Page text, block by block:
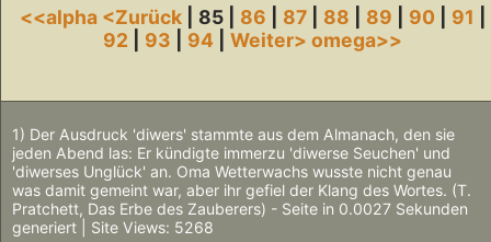
<<alpha <Zurück | 85 | 86 87| 88 89 90| 91
92
93 94 |Weiter>omega>>
1) Der Ausdruck 'diwers' stammte aus dem Almanach, den sie
jeden Abend las: Er kündigte immerzu 'diwerse Seuchen' und
'diwerses Unglück' an. Oma Wetterwachs wusste nicht genau
was damit gemeint war, aber ihr gefiel der Klang des Wortes. (T.
Pratchett, Das Erbe des Zauberers) - Seite in 0.0027 Sekunden
generiert | Site Views: 5268